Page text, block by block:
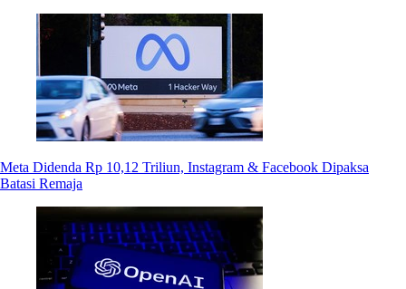
Meta Didenda Rp 10,12 Triliun, Instagram & Facebook Dipaksa
Batasi Remaja